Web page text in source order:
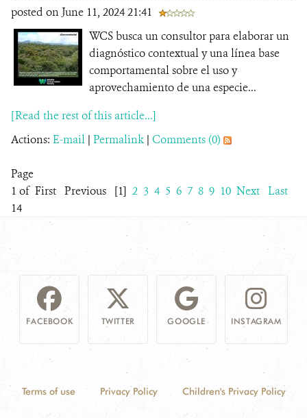
posted on June 11, 2024 21:41
WCS busca un consultor para elaborar un
diagnóstico contextual y una línea base
comportamental sobre el uso y
aprovechamiento de una especie...
[Read the rest of this article...]
Actions: E-mail | Permalink | Comments (0)
Page
1 of
14
First Previous [1] 2 3 4 5 6 7 8 9 10 Next Last
FACEBOOK TWITTER GOOGLE INSTAGRAM
Terms of use Privacy Policy Children's Privacy Policy